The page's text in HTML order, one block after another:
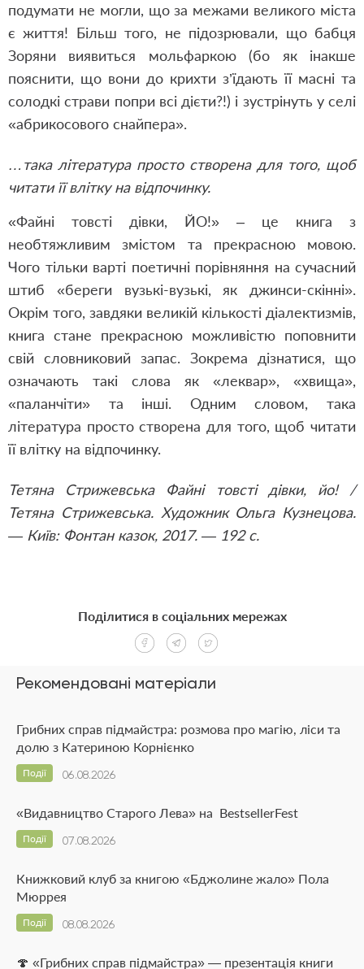
подумати не могли, що за межами великого міста
є життя! Більш того, не підозрювали, що бабця
Зоряни виявиться мольфаркою (бо як інакше
пояснити, що вони до крихти з’їдають її масні та
солодкі страви попри всі дієти?!) і зустрінуть у селі
«абрикосового снайпера».
…така література просто створена для того, щоб
читати її влітку на відпочинку.
«Файні товсті дівки, ЙО!» – це книга з
необтяжливим змістом та прекрасною мовою.
Чого тільки варті поетичні порівняння на сучасний
штиб «береги вузькі-вузькі, як джинси-скінні».
Окрім того, завдяки великій кількості діалектизмів,
книга стане прекрасною можливістю поповнити
свій словниковий запас. Зокрема дізнатися, що
означають такі слова як «леквар», «хвища»,
«паланчіти» та інші. Одним словом, така
література просто створена для того, щоб читати
її влітку на відпочинку.
Тетяна Стрижевська Файні товсті дівки, йо! /
Тетяна Стрижевська. Художник Ольга Кузнецова.
— Київ: Фонтан казок, 2017. — 192 с.
Рекомендовані матеріали
Грибних справ підмайстра: розмова про магію, ліси та
долю з Катериною Корнієнко
06.08.2026
Події
«Видавництво Старого Лева» на BestsellerFest
07.08.2026
Події
Книжковий клуб за книгою «Бджолине жало» Пола
Мюррея
08.08.2026
Події
🍄 «Грибних справ підмайстра» — презентація книги
Поділитися в соціальних мережах